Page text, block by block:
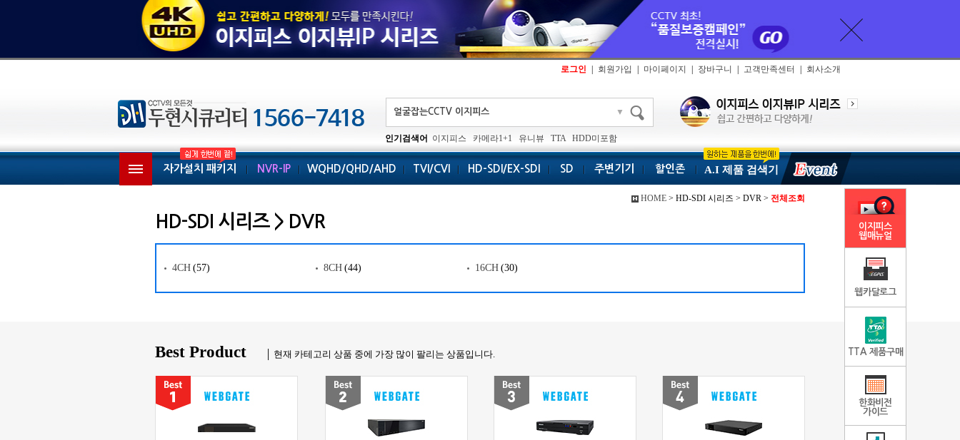
로그인 회원가입 마이페이지 장바구니 고객만족센터 회사소개
▼
인기검색어 이지피스 카메라1+1 유니뷰 TTA HDD미포함
자가설치 패키지 NVR-IP WQHD/QHD/AHD TVI/CVI HD-SDI/EX-SDI SD 주변기기 할인존 A.I 제품 검색기
HOME > HD-SDI 시리즈 > DVR > 전체조회
HD-SDI 시리즈 > DVR
4CH (57) 8CH (44) 16CH (30)
Best Product │ 현재 카테고리 상품 중에 가장 많이 팔리는 상품입니다.
이지피스
웹매뉴얼
웹카달로그
TTA 제품구매
한화비전
가이드